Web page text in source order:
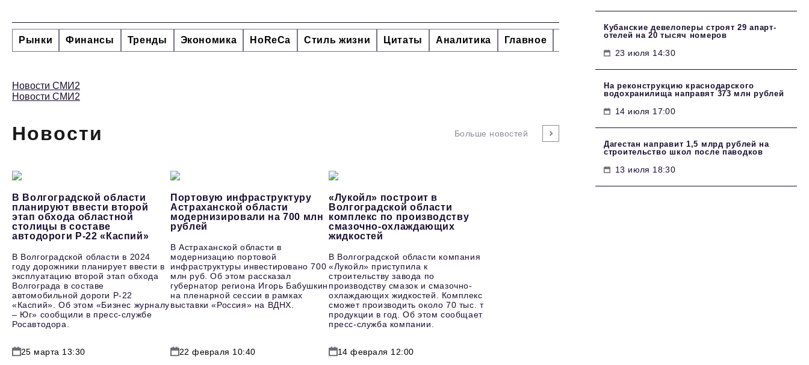
Рынки Финансы Тренды Экономика HoReCa Стиль жизни Цитаты Аналитика Главное Интервью Сделано в России
Новости СМИ2
Новости СМИ2
Новости Больше новостей
В Волгоградской области
планируют ввести второй
этап обхода областной
столицы в составе
автодороги Р-22 «Каспий»
В Волгоградской области в 2024
году дорожники планирует ввести в
эксплуатацию второй этап обхода
Волгограда в составе
автомобильной дороги Р-22
«Каспий». Об этом «Бизнес журналу
– Юг» сообщили в пресс-службе
Росавтодора.
25 марта 13:30
Портовую инфраструктуру
Астраханской области
модернизировали на 700 млн
рублей
В Астраханской области в
модернизацию портовой
инфраструктуры инвестировано 700
млн руб. Об этом рассказал
губернатор региона Игорь Бабушкин
на пленарной сессии в рамках
выставки «Россия» на ВДНХ.
22 февраля 10:40
«Лукойл» построит в
Волгоградской области
комплекс по производству
смазочно-охлаждающих
жидкостей
В Волгоградской области компания
«Лукойл» приступила к
строительству завода по
производству смазок и смазочно-
охлаждающих жидкостей. Комплекс
сможет производить около 70 тыс. т
продукции в год. Об этом сообщает
пресс-служба компании.
14 февраля 12:00
Кубанские девелоперы строят 29 апарт-
отелей на 20 тысяч номеров
23 июля 14:30
На реконструкцию краснодарского
водохранилища направят 373 млн рублей
14 июля 17:00
Дагестан направит 1,5 млрд рублей на
строительство школ после паводков
13 июля 18:30